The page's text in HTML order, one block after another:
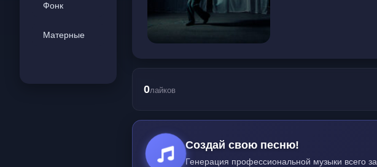
Фонк
Матерные
0лайков
Создай свою песню!
Генерация профессиональной музыки всего за